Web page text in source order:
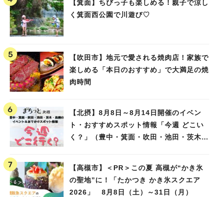
【箕面】ちびっ子も楽しめる！親子で涼し
く箕面西公園で川遊び♡
【吹田市】地元で愛される焼肉店！家族で
楽しめる「本日のおすすめ」で大満足の焼
肉時間
【北摂】8月8日～8月14日開催のイベン
ト・おすすめスポット情報「今週 どこい
く？」（豊中・箕面・吹田・池田・茨木・
【高槻市】＜PR＞この夏 高槻が“かき氷
の聖地”に！「たかつき かき氷スクエア
2026」 8月8日（土）～31日（月）